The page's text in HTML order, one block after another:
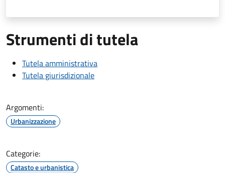
Strumenti di tutela
Tutela amministrativa
Tutela giurisdizionale
Argomenti:
Urbanizzazione
Categorie:
Catasto e urbanistica